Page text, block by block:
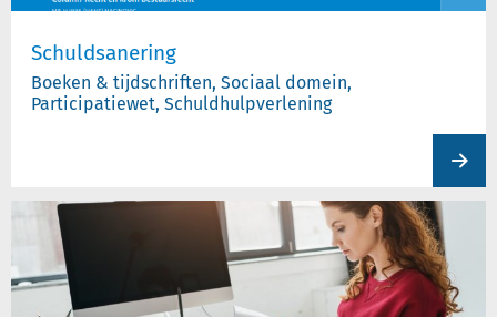
Schuldsanering
Boeken & tijdschriften, Sociaal domein,
Participatiewet, Schuldhulpverlening